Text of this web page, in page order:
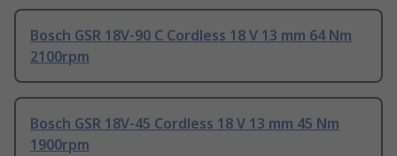
Bosch GSR 18V-90 C Cordless 18 V 13 mm 64 Nm
2100rpm
Bosch GSR 18V-45 Cordless 18 V 13 mm 45 Nm
1900rpm